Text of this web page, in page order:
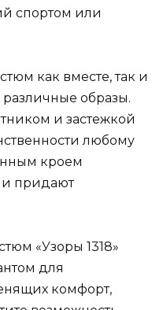
спортом или
как вместе, так и
различные образы.
и застежкой
любому
кроем
и придают
«Узоры 1318»
для
комфорт,